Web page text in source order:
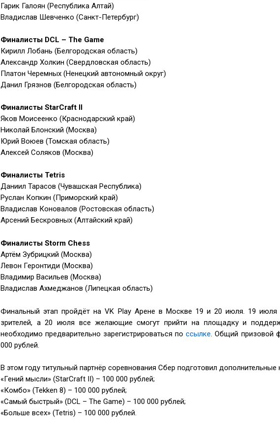
Гарик Галоян (Республика Алтай)
Владислав Шевченко (Санкт-Петербург)
Финалисты DCL – The Game
Кирилл Лобань (Белгородская область)
Александр Холкин (Свердловская область)
Платон Черемных (Ненецкий автономный округ)
Данил Грязнов (Белгородская область)
Финалисты StarCraft II
Яков Моисеенко (Краснодарский край)
Николай Блонский (Москва)
Юрий Воюев (Томская область)
Алексей Соляков (Москва)
Финалисты Tetris
Даниил Тарасов (Чувашская Республика)
Руслан Копкин (Приморский край)
Владислав Коновалов (Ростовская область)
Арсений Бескровных (Алтайский край)
Финалисты Storm Chess
Артём Зубрицкий (Москва)
Левон Геронтиди (Москва)
Владимир Васильев (Москва)
Владислав Ахмеджанов (Липецкая область)
Финальный этап пройдёт на VK Play Арене в Москве 19 и 20 июля. 19 июля
зрителей, а 20 июля все желающие смогут прийти на площадку и
необходимо предварительно зарегистрироваться поссылке. Общий призовой
000 рублей.
В этом году титульный партнёр соревнования Сбер подготовил
«Гений мысли» (StarCraft II) – 100 000 рублей;
«Комбо» (Tekken 8) – 100 000 рублей;
«Самый быстрый» (DCL – The Game) – 100 000 рублей;
«Больше всех» (Tetris) – 100 000 рублей.